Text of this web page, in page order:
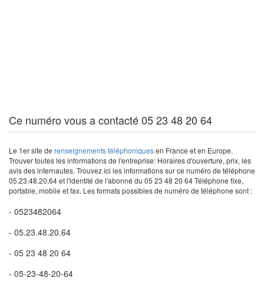
Ce numéro vous a contacté 05 23 48 20 64
Le 1er site de renseignements téléphoniquesen France et en Europe.
Trouver toutes les informations de l'entreprise: Horaires d'ouverture, prix, les
avis des internautes. Trouvez ici les informations sur ce numéro de téléphone
05.23.48.20.64 et l'identité de l'abonné du 05 23 48 20 64 Téléphone fixe,
portable, mobile et fax. Les formats possibles de numéro de téléphone sont :
- 0523482064
- 05.23.48.20.64
- 05 23 48 20 64
- 05-23-48-20-64